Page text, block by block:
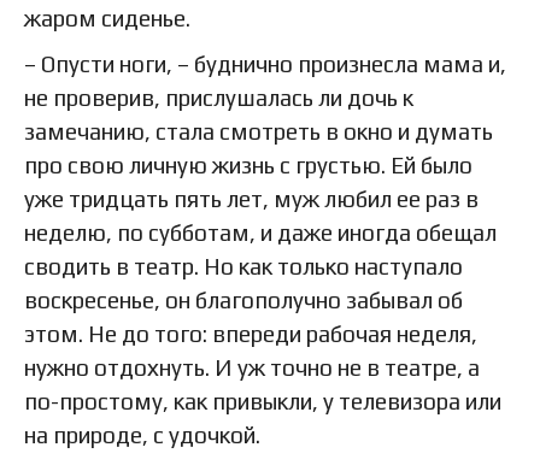
жаром сиденье.
– Опусти ноги, – буднично произнесла мама и,
не проверив, прислушалась ли дочь к
замечанию, стала смотреть в окно и думать
про свою личную жизнь с грустью. Ей было
уже тридцать пять лет, муж любил ее раз в
неделю, по субботам, и даже иногда обещал
сводить в театр. Но как только наступало
воскресенье, он благополучно забывал об
этом. Не до того: впереди рабочая неделя,
нужно отдохнуть. И уж точно не в театре, а
по-простому, как привыкли, у телевизора или
на природе, с удочкой.